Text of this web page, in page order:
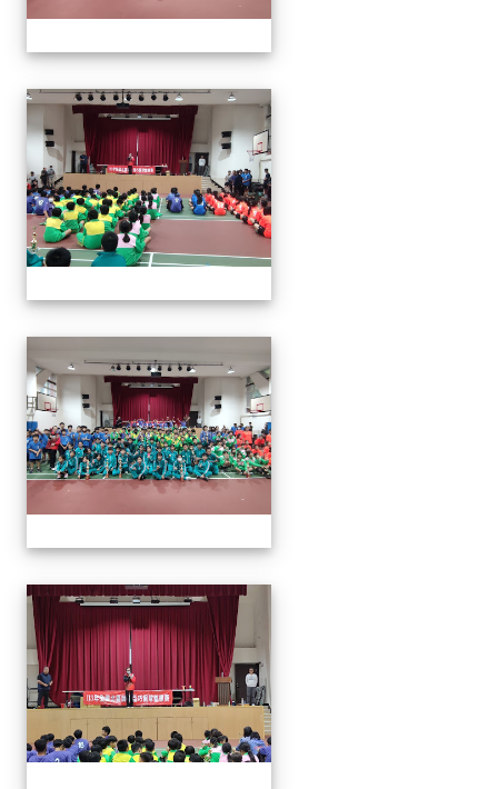
113年全國北區師生盃巧固
113年全國北區師生盃巧固
113年全國北區師生盃巧固